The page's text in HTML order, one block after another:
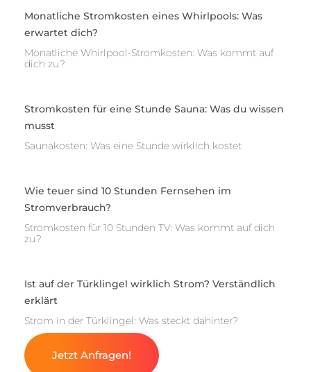
Monatliche Stromkosten eines Whirlpools: Was
erwartet dich?
Monatliche Whirlpool-Stromkosten: Was kommt auf
dich zu?
Stromkosten für eine Stunde Sauna: Was du wissen
musst
Saunakosten: Was eine Stunde wirklich kostet
Wie teuer sind 10 Stunden Fernsehen im
Stromverbrauch?
Stromkosten für 10 Stunden TV: Was kommt auf dich
zu?
Ist auf der Türklingel wirklich Strom? Verständlich
erklärt
Strom in der Türklingel: Was steckt dahinter?
Jetzt Anfragen!